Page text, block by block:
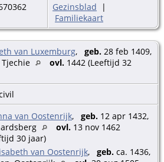
Gezinsblad |
Familiekaart
van Luxemburg, geb. 28 feb 1409,
Tjechie
ovl. 1442 (Leeftijd 32
van Oostenrijk, geb. 12 apr 1432,
ovl. 13 nov 1462
30 jaar)
van Oostenrijk, geb. ca. 1436,